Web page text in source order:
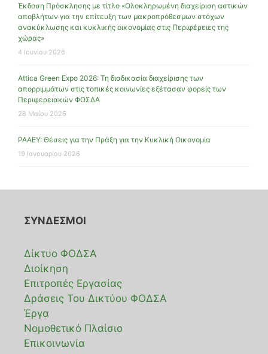
Έκδοση Πρόσκλησης με τίτλο «Ολοκληρωμένη διαχείριση αστικών
αποβλήτων για την επίτευξη των μακροπρόθεσμων στόχων
ανακύκλωσης και κυκλικής οικονομίας στις Περιφέρειες της
χώρας»
4 Ιουνίου 2026
Attica Green Expo 2026: Τη διαδικασία διαχείρισης των
απορριμμάτων στις τοπικές κοινωνίες εξέτασαν φορείς των
Περιφερειακών ΦΟΣΔΑ
28 Μαΐου 2026
ΡΑΑΕΥ: Θέσεις για την Πράξη για την Κυκλική Οικονομία
19 Ιανουαρίου 2026
ΣΥΝΔΕΣΜΟΙ
Δίκτυο ΦΟΔΣΑ
Διοίκηση
Επιτροπές Εργασίας
Δράσεις Του Δικτύου ΦΟΔΣΑ
Έργα
Νομοθετικό Πλαίσιο
Επικοινωνία